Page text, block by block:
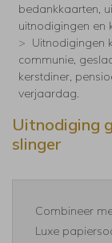
bedankkaarten,
uitnodigingen en
Uitnodigingen
communie,
kerstdiner,
verjaardag.
Uitnodiging
slinger
Combineer
Luxe